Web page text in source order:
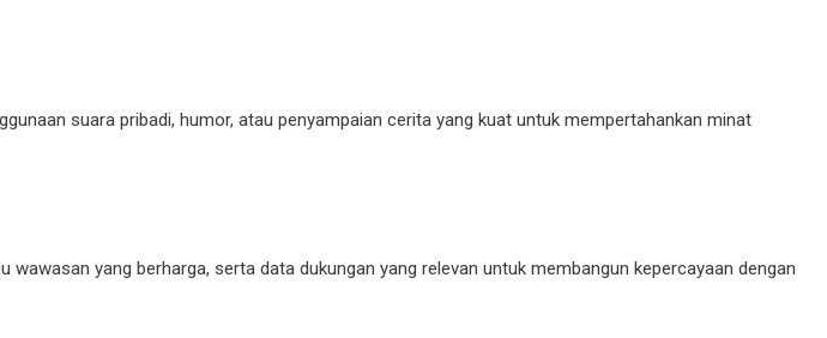
suara pribadi, humor, atau penyampaian cerita yang kuat untuk mempertahankan minat
yang berharga, serta data dukungan yang relevan untuk membangun kepercayaan dengan